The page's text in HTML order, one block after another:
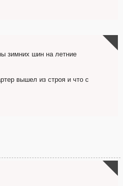
зимних шин на летние
вышел из строя и что с